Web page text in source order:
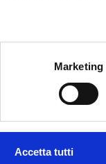
metro,Marketing
Accetta tutti